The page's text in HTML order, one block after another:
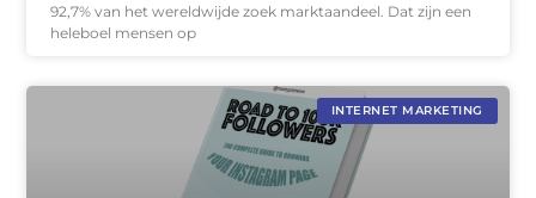
92,7% van het wereldwijde zoek marktaandeel. Dat zijn een
heleboel mensen op
INTERNET MARKETING